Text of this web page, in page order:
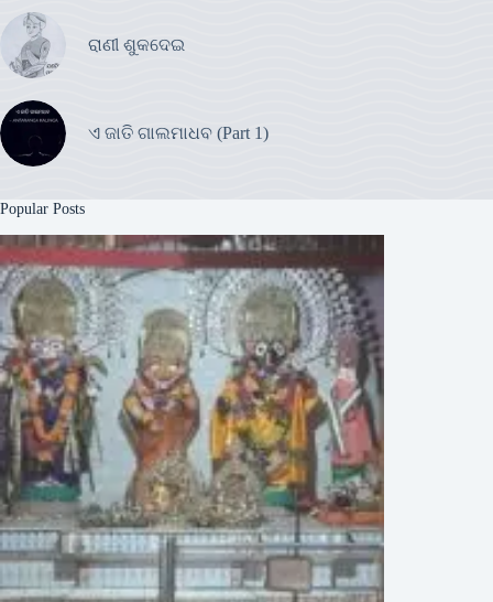
ରାଣୀ ଶୁକଦେଇ
ଏ ଜାତି ଗାଲମାଧବ (Part 1)
Popular Posts